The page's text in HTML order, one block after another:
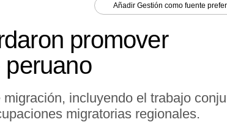
Añadir Gestión como fuente
promover
incluyendo el trabajo
migratorias regionales.